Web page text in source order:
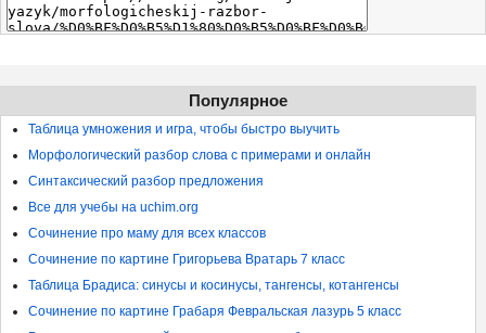
Популярное
Таблица умножения и игра, чтобы быстро выучить
Морфологический разбор слова с примерами и онлайн
Синтаксический разбор предложения
Все для учебы на uchim.org
Сочинение про маму для всех классов
Сочинение по картине Григорьева Вратарь 7 класс
Таблица Брадиса: синусы и косинусы, тангенсы, котангенсы
Сочинение по картине Грабаря Февральская лазурь 5 класс